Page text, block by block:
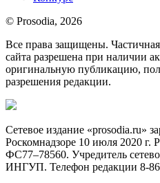
© Prosodia, 2026
Все права защищены. Частичная
сайта разрешена при наличии
оригинальную публикацию,
разрешения редакции.
Сетевое издание «prosodia.ru»
Роскомнадзоре 10 июля 2020
ФС77–78560. Учредитель
ИНГУП. Телефон редакции 8-